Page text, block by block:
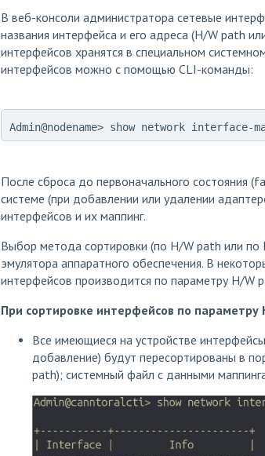
В веб-консоли администратора сетевые
названия интерфейса и его адреса (H/W path
интерфейсов хранятся в специальном
интерфейсов можно с помощью CLI-команды:
Admin@nodename> show network interface-
После сброса до первоначального состояния
системе (при добавлении или удалении
интерфейсов и их маппинг.
Выбор метода сортировки (по H/W path или по
эмулятора аппаратного обеспечения. В
интерфейсов производится по параметру H/W
При сортировке интерфейсов по параметру
Все имеющиеся на устройстве
добавление) будут пересортированы в
path); системный файл с данными